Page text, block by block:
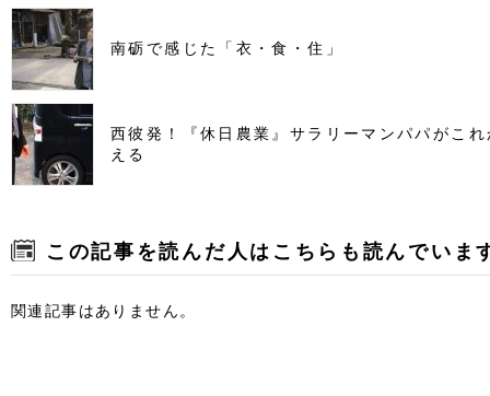
南砺で感じた「衣・食・住」
西彼発！『休日農業』サラリーマンパパがこ
える
この記事を読んだ人はこちらも読んでいま
関連記事はありません。